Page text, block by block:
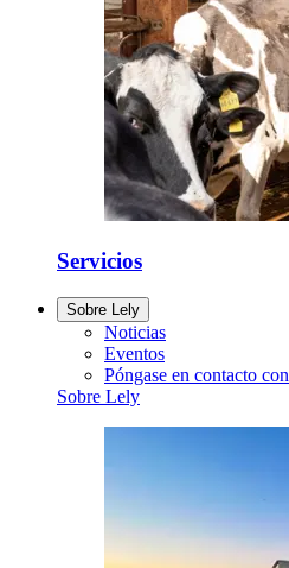
Servicios
Sobre Lely
Noticias
Eventos
Póngase en contacto con
Sobre Lely